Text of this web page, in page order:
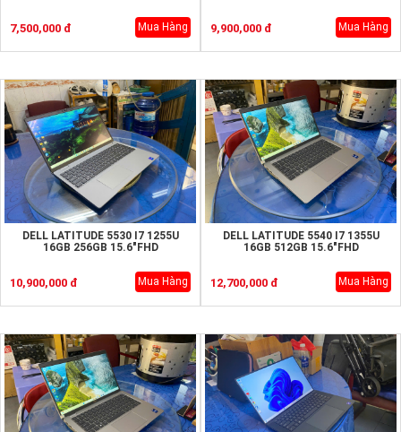
7,500,000 đ Mua Hàng 9,900,000 đ Mua Hàng
DELL LATITUDE 5530 I7 1255U
16GB 256GB 15.6"FHD
10,900,000 đ Mua Hàng
DELL LATITUDE 5540 I7 1355U
16GB 512GB 15.6"FHD
12,700,000 đ Mua Hàng